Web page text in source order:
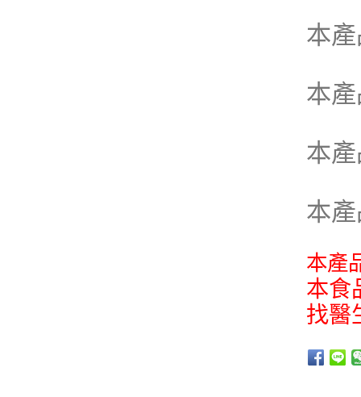
本
本
本
本
本產
本食
找醫